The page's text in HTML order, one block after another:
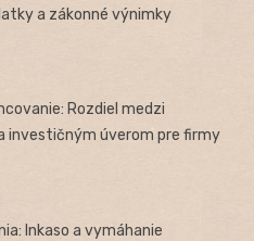
a zákonné výnimky
Rozdiel medzi
investičným úverom pre firmy
Inkaso a vymáhanie